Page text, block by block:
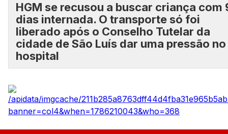
HGM se recusou a buscar criança com
dias internada. O transporte só foi
liberado após o Conselho Tutelar da
cidade de São Luís dar uma pressão no
hospital